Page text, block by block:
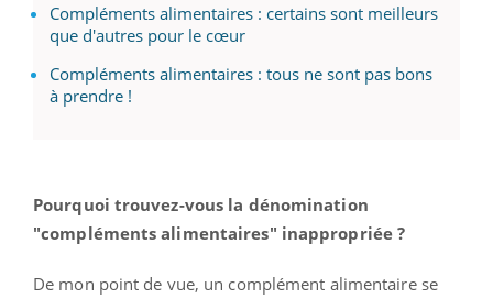
Compléments alimentaires : certains sont meilleurs
que d'autres pour le cœur
Compléments alimentaires : tous ne sont pas bons
à prendre !
Pourquoi trouvez-vous la dénomination
"compléments alimentaires" inappropriée ?
De mon point de vue, un complément alimentaire se